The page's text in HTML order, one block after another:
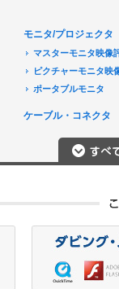
モニタ/プロジェクタ
マスターモニタ映像
ピクチャーモニタ映
ポータブルモニタ
プロジェクタ
プロジェクタアクセ
スイッチャ
編集コントローラ
ケーブル・コネクタ